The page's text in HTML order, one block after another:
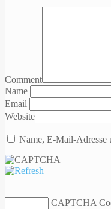
Comment
Name
Email
Website
Name, E-Mail-Adresse
CAPTCHA